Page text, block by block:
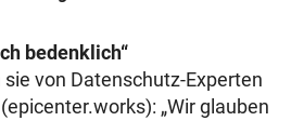
bedenklich“
von Datenschutz-Experten
„Wir glauben